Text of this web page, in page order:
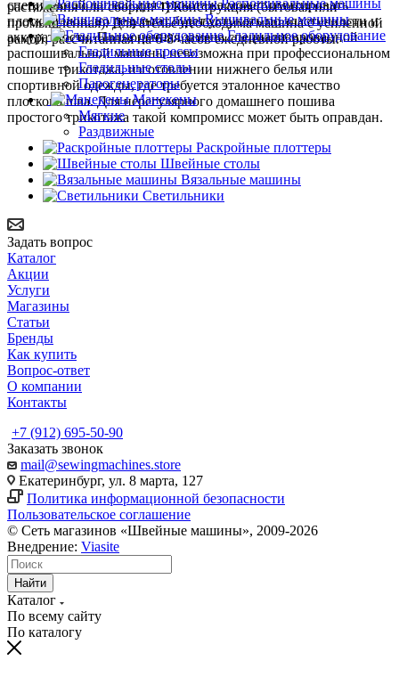
растяжения или сборки. 4) Конструкция (бытовая или
промышленная). Для ателье необходима машина с усиленной
рамой, рассчитанная на 6-8 часов ежедневной работы.
специальной лапкой для трикотажа может имитировать
плоский шов, но результат будет уступать по эластичности и
аккуратности. Полноценная замена специализированной
распошивальной машины невозможна при профессиональном
пошиве трикотажа, изготовлении нижнего белья или
спортивной одежды, где требуется эталонное качество
плоского шва. Для нерегулярного домашнего пошива
простого трикотажа такой компромисс может быть оправдан.
Вышивальные машины
Гладильное оборудование
Гладильные прессы
Гладильные столы
Парогенераторы
Манекены
Мягкие
Раздвижные
Раскройные плоттеры
Швейные столы
Вязальные машины
Светильники
Задать вопрос
Каталог
Акции
Услуги
Магазины
Статьи
Бренды
Как купить
Вопрос-ответ
О компании
Контакты
+7 (912) 695-50-90
Заказать звонок
mail@sewingmachines.store
Екатеринбург, ул. 8 марта, 127
Политика информационной безопасности
Пользовательское соглашение
© Сеть магазинов «Швейные машины», 2009-2026
Внедрение: Viasite
Найти
Каталог
По всему сайту
По каталогу